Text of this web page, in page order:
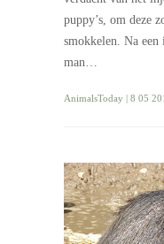
puppy’s, om deze
smokkelen. Na
man…
AnimalsToday | 8 05